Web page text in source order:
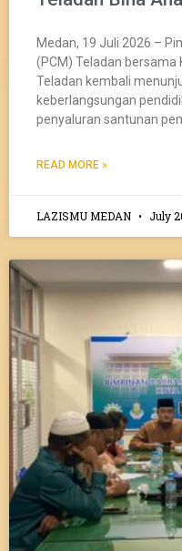
Medan, 19 Juli 2026 –
(PCM) Teladan bersama
Teladan kembali
keberlangsungan
penyaluran santunan
READ MORE »
LAZISMU MEDAN July